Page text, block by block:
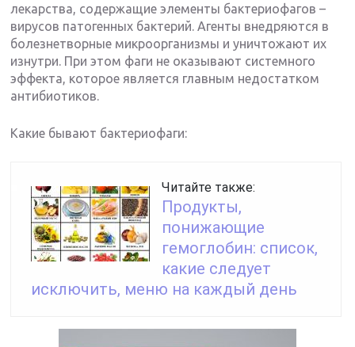
лекарства, содержащие элементы бактериофагов –
вирусов патогенных бактерий. Агенты внедряются в
болезнетворные микроорганизмы и уничтожают их
изнутри. При этом фаги не оказывают системного
эффекта, которое является главным недостатком
антибиотиков.
Какие бывают бактериофаги:
Читайте также:
Продукты,
понижающие
гемоглобин: список,
какие следует
исключить, меню на каждый день